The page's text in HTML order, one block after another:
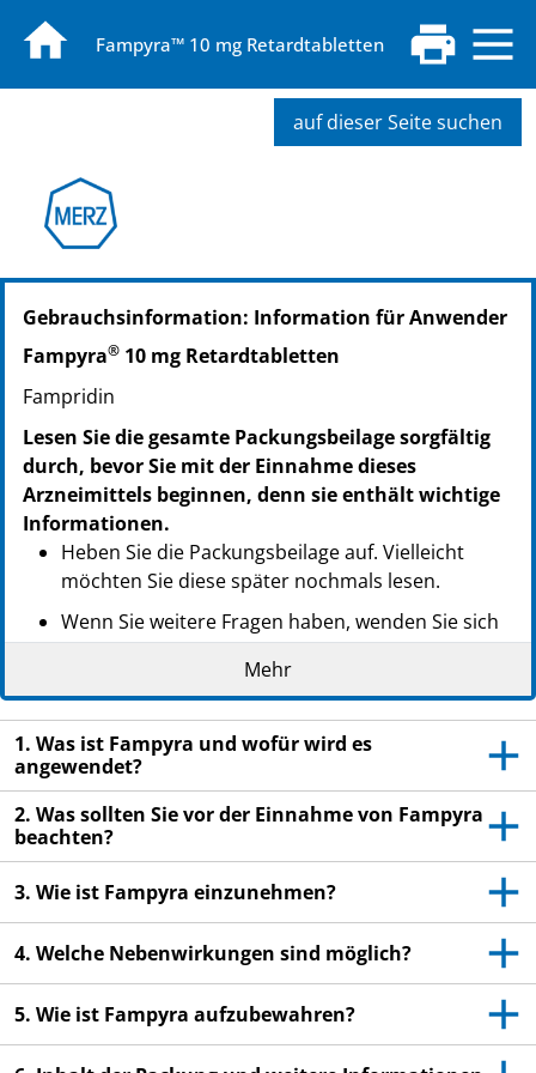
Fampyra™ 10 mg Retardtabletten
auf dieser Seite suchen
PZN: 09219711
PPN: 110921971147
PZN: 07774058
Gebrauchsinformation: Information für Anwender
Fampyra® 10 mg Retardtabletten
Fampridin
Lesen Sie die gesamte Packungsbeilage sorgfältig
durch, bevor Sie mit der Einnahme dieses
Arzneimittels beginnen, denn sie enthält wichtige
Informationen.
Heben Sie die Packungsbeilage auf. Vielleicht
möchten Sie diese später nochmals lesen.
Wenn Sie weitere Fragen haben, wenden Sie sich
an Ihren Arzt oder Apotheker.
Dieses Arzneimittel wurde Ihnen persönlich
verschrieben. Geben Sie es nicht an Dritte weiter.
Es kann anderen Menschen schaden, auch wenn
diese die gleichen Beschwerden haben wie Sie.
Wenn Sie Nebenwirkungen bemerken, wenden Sie
sich an Ihren Arzt oder Apotheker. Dies gilt auch
Packungsbeilage angegeben sind. Siehe Abschnitt
Mehr
1. Was ist Fampyra und wofür wird es
angewendet?
2. Was sollten Sie vor der Einnahme von Fampyra
beachten?
3. Wie ist Fampyra einzunehmen?
4. Welche Nebenwirkungen sind möglich?
5. Wie ist Fampyra aufzubewahren?